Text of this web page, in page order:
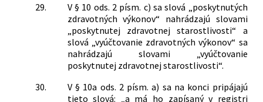
29.
V § 10 ods. 2 písm. c) sa slová „poskytnutých
zdravotných výkonov“ nahrádzajú slovami
„poskytnutej zdravotnej starostlivosti“ a
slová „vyúčtovanie zdravotných výkonov“ sa
nahrádzajú slovami „vyúčtovanie
poskytnutej zdravotnej starostlivosti“.
30.
V § 10a ods. 2 písm. a) sa na konci pripájajú
tieto slová: „a má ho zapísaný v registri